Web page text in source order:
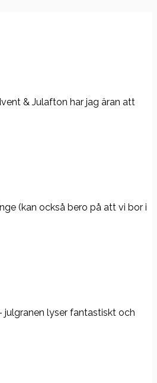
& Julafton har jag äran att
(kan också bero på att vi bor i
julgranen lyser fantastiskt och